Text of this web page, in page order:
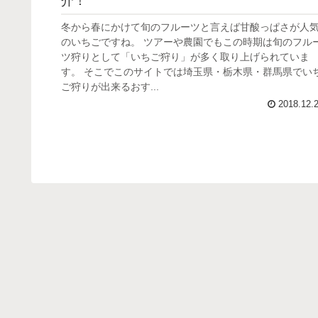
冬から春にかけて旬のフルーツと言えば甘酸っぱさが人
のいちごですね。 ツアーや農園でもこの時期は旬のフル
ツ狩りとして「いちご狩り」が多く取り上げられていま
す。 そこでこのサイトでは埼玉県・栃木県・群馬県でい
ご狩りが出来るおす...